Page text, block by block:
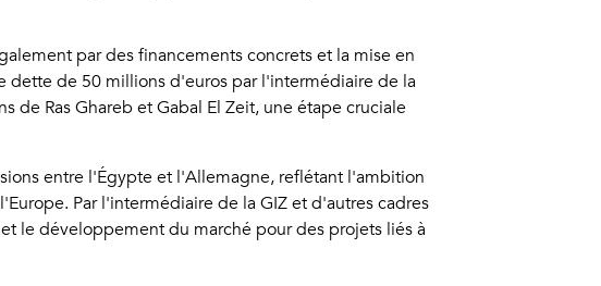
par des financements concrets et la mise en
dette de 50 millions d'euros par l'intermédiaire de la
Ras Ghareb et Gabal El Zeit, une étape cruciale
entre l'Égypte et l'Allemagne, reflétant l'ambition
Par l'intermédiaire de la GIZ et d'autres cadres
le développement du marché pour des projets liés à